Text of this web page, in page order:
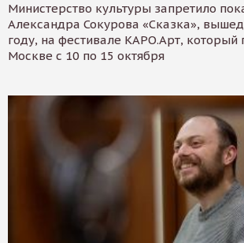
Министерство культуры запретило
Александра Сокурова «Сказка»,
году, на фестивале КАРО.Арт, который
Москве с 10 по 15 октября